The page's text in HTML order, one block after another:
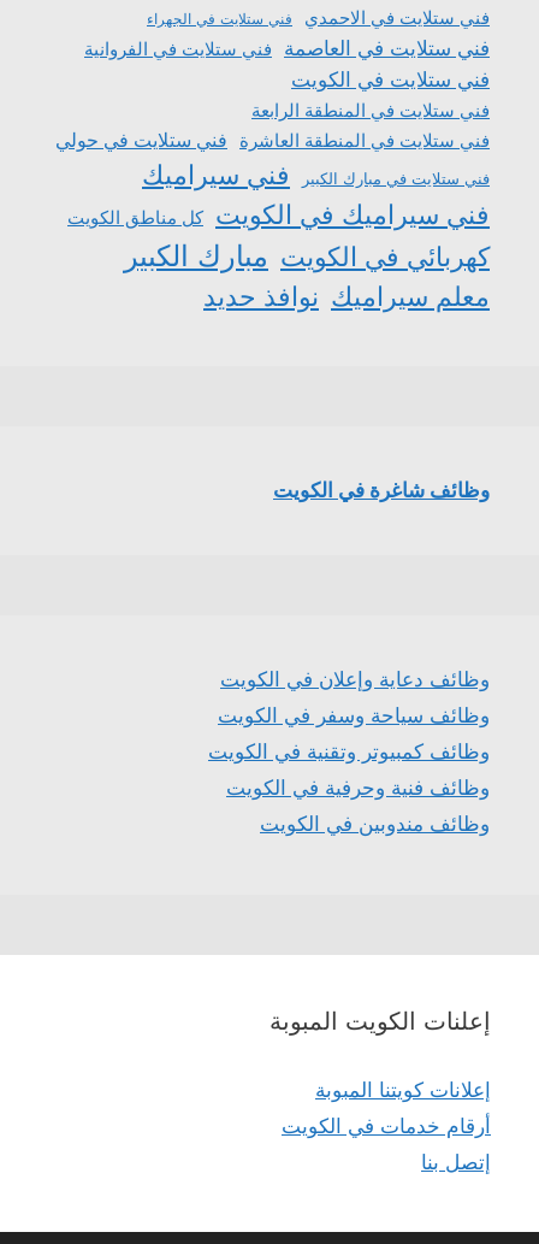
فني ستلايت في الاحمدي فني ستلايت في الجهراء
فني ستلايت في العاصمة فني ستلايت في الفروانية
فني ستلايت في الكويت
فني ستلايت في المنطقة الرابعة
فني ستلايت في المنطقة العاشرة فني ستلايت في حولي
فني ستلايت في مبارك الكبير
فني سيراميك
فني سيراميك في الكويت
كل مناطق الكويت
كهربائي في الكويت مبارك الكبير
معلم سيراميك نوافذ حديد
وظائف شاغرة في الكويت
وظائف دعاية وإعلان في الكويت
وظائف سياحة وسفر في الكويت
وظائف كمبيوتر وتقنية في الكويت
وظائف فنية وحرفية في الكويت
وظائف مندوبين في الكويت
إعلنات الكويت المبوبة
إعلانات كويتنا المبوبة
أرقام خدمات في الكويت
إتصل بنا